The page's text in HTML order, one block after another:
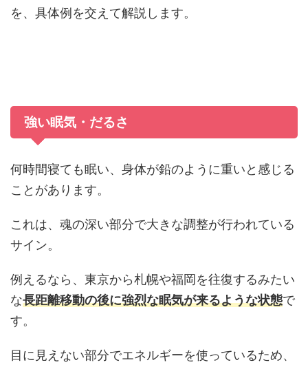
を、具体例を交えて解説します。
強い眠気・だるさ
何時間寝ても眠い、身体が鉛のように重いと感じる
ことがあります。
これは、魂の深い部分で大きな調整が行われている
サイン。
例えるなら、東京から札幌や福岡を往復するみたい
な長距離移動の後に強烈な眠気が来るような状態で
す。
目に見えない部分でエネルギーを使っているため、